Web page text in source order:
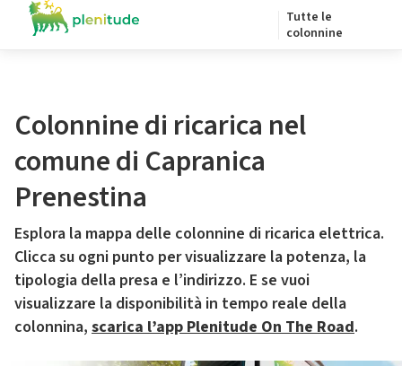
Tutte le
colonnine
Colonnine di ricarica nel
comune di Capranica
Prenestina
Esplora la mappa delle colonnine di ricarica elettrica.
Clicca su ogni punto per visualizzare la potenza, la
tipologia della presa e l’indirizzo. E se vuoi
visualizzare la disponibilità in tempo reale della
colonnina, scarica l’app Plenitude On The Road.